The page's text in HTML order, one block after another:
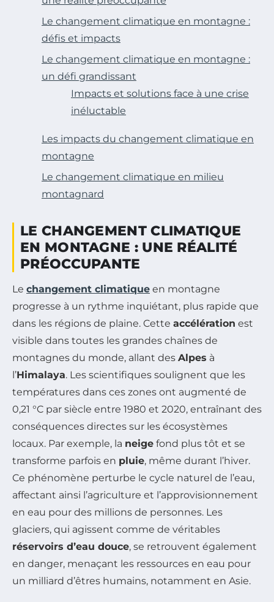
Le changement climatique en montagne :
défis et impacts
Le changement climatique en montagne :
un défi grandissant
Impacts et solutions face à une crise
inéluctable
Les impacts du changement climatique en
montagne
Le changement climatique en milieu
montagnard
LE CHANGEMENT CLIMATIQUE
EN MONTAGNE : UNE RÉALITÉ
PRÉOCCUPANTE
Le changement climatique en montagne
progresse à un rythme inquiétant, plus rapide que
dans les régions de plaine. Cette accélération est
visible dans toutes les grandes chaînes de
montagnes du monde, allant des Alpes à
l’Himalaya. Les scientifiques soulignent que les
températures dans ces zones ont augmenté de
0,21 °C par siècle entre 1980 et 2020, entraînant des
conséquences directes sur les écosystèmes
locaux. Par exemple, la neige fond plus tôt et se
transforme parfois en pluie, même durant l’hiver.
Ce phénomène perturbe le cycle naturel de l’eau,
affectant ainsi l’agriculture et l’approvisionnement
en eau pour des millions de personnes. Les
glaciers, qui agissent comme de véritables
réservoirs d’eau douce, se retrouvent également
en danger, menaçant les ressources en eau pour
un milliard d’êtres humains, notamment en Asie.